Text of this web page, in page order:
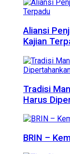
Aliansi
Kajian
Tradisi
Harus
BRIN –